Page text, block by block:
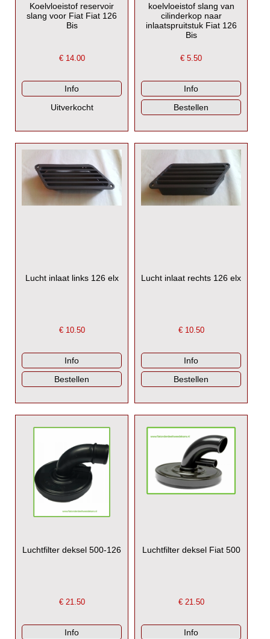
Koelvloeistof reservoir
slang voor Fiat Fiat 126
Bis
€ 14.00
koelvloeistof slang van
cilinderkop naar
inlaatspruitstuk Fiat 126
Bis
€5.50
Lucht inlaat links 126 elx
€ 10.50
Lucht inlaat rechts 126 elx
€ 10.50
Luchtfilter deksel 500-126
€ 21.50
Luchtfilter deksel Fiat 500
€ 21.50